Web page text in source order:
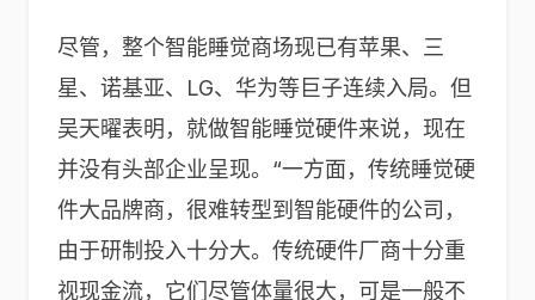
尽管，整个智能睡觉商场现已有苹果、三
星、诺基亚、LG、华为等巨子连续入局。但
吴天曜表明，就做智能睡觉硬件来说，现在
并没有头部企业呈现。“一方面，传统睡觉硬
件大品牌商，很难转型到智能硬件的公司，
由于研制投入十分大。传统硬件厂商十分重
视现金流，它们尽管体量很大，可是一般不